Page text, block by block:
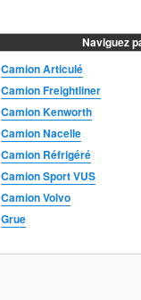
Naviguez
Camion Articulé
Camion Freightliner
Camion Kenworth
Camion Nacelle
Camion Réfrigéré
Camion Sport VUS
Camion Volvo
Grue